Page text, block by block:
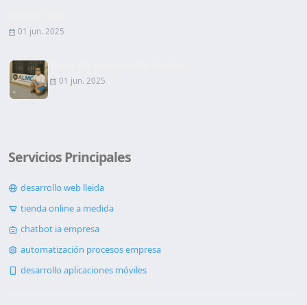
01 jun. 2025
01 jun. 2025
Servicios Principales
desarrollo web lleida
tienda online a medida
chatbot ia empresa
automatización procesos empresa
desarrollo aplicaciones móviles